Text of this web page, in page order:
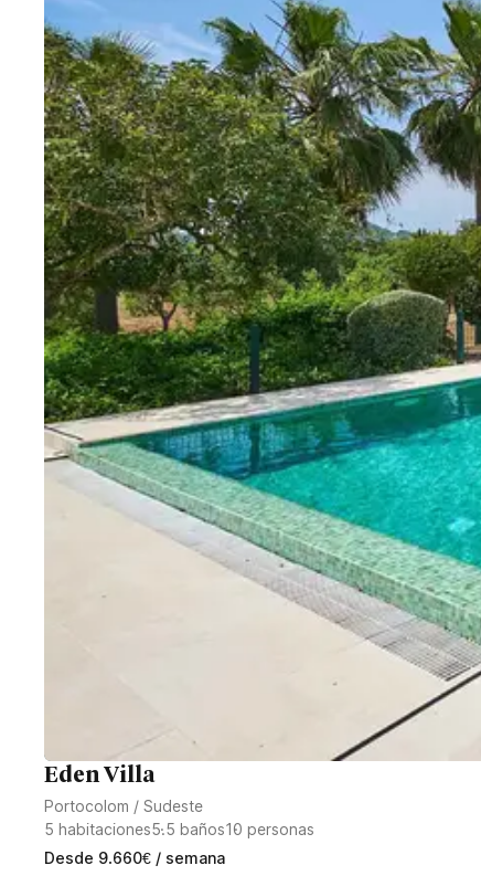
Eden Villa
Portocolom / Sudeste
5 habitaciones5.5 baños10 personas
Desde 9.660€ / semana